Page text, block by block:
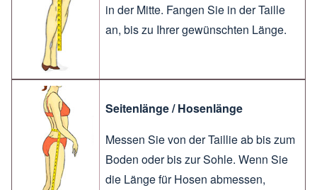
in der Mitte. Fangen Sie in der Taille
an, bis zu Ihrer gewünschten Länge.
Seitenlänge / Hosenlänge
Messen Sie von der Taillie ab bis zum
Boden oder bis zur Sohle. Wenn Sie
die Länge für Hosen abmessen,